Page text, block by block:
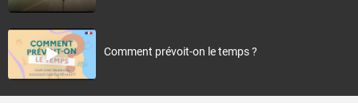
Comment prévoit-on le temps ?